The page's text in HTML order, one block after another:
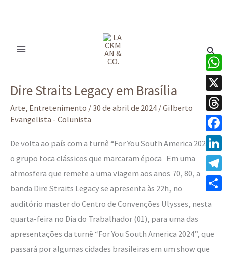
Dire Straits Legacy em Brasília
Arte, Entretenimento /30 de abril de 2024 /Gilberto
Evangelista - Colunista
De volta ao país com a turnê “For You South America 2024”,
o grupo toca clássicos que marcaram época Em uma
atmosfera que remete a uma viagem aos anos 70, 80, a
banda Dire Straits Legacy se apresenta às 22h, no
auditório master do Centro de Convenções Ulysses, nesta
quarta-feira no Dia do Trabalhador (01), para uma das
apresentações da turnê “For You South America 2024”, que
passará por algumas cidades brasileiras em um show que
Straits
Legacy
em
X